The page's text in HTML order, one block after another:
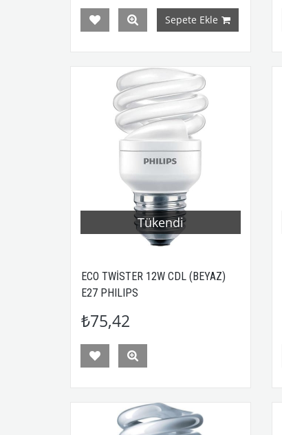
Sepete Ekle
Tükendi
ECO TWİSTER 12W CDL (BEYAZ)
E27 PHILIPS
₺75,42